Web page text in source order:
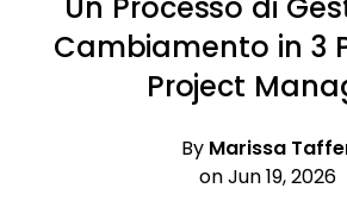
Un Processo di
Cambiamento in 3
Project
By Marissa
on Jun 19, 2026